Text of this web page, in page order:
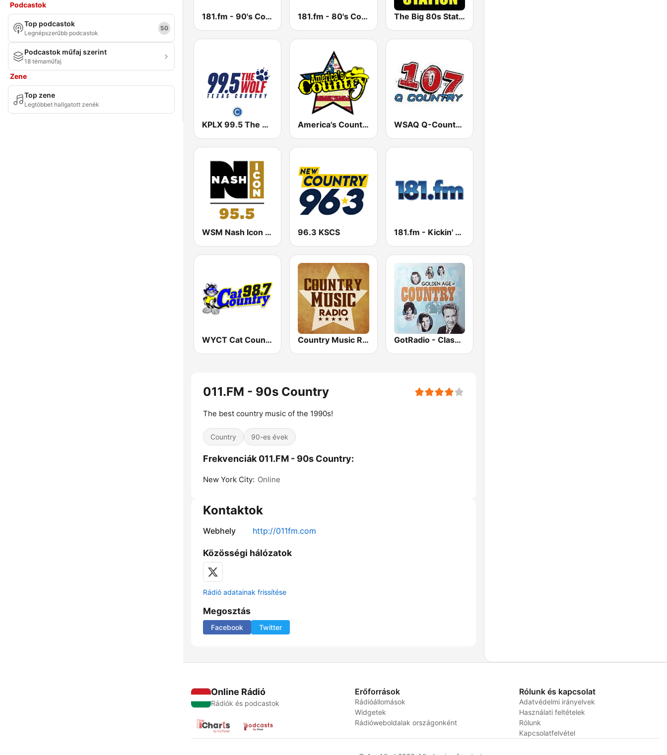
Podcastok
Top podcastok
Legnépszerűbb podcastok
50
Podcastok műfaj szerint
18 témaműfaj
Zene
Top zene
Legtöbbet hallgatott zenék
181.fm - 90's Country 181.fm - 80's Country The Big 80s Station
KPLX 99.5 The Wolf FM America's Country WSAQ Q-Country 107
WSM Nash Icon 95.5 FM 96.3 KSCS 181.fm - Kickin' Country
WYCT Cat Country 98.7 Country Music Radio - Classic Country GotRadio - Classic Country
011.FM - 90s Country
The best country music of the 1990s!
Country 90-es évek
Frekvenciák 011.FM - 90s Country:
New York City: Online
Kontaktok
Webhely http://011fm.com
Közösségi hálózatok
Rádió adatainak frissítése
Megosztás
Facebook Twitter
Online Rádió
Rádiók és podcastok
Erőforrások
Rádióállomások
Widgetek
Rádióweboldalak országonként
Rólunk és kapcsolat
Adatvédelmi irányelvek
Használati feltételek
Rólunk
Kapcsolatfelvétel